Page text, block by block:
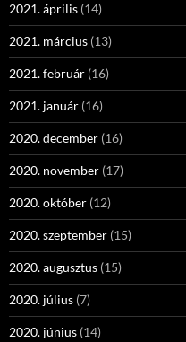
2021. április (14)
2021. március (13)
2021. február (16)
2021. január (16)
2020. december (16)
2020. november (17)
2020. október (12)
2020. szeptember (15)
2020. augusztus (15)
2020. július (7)
2020. június (14)